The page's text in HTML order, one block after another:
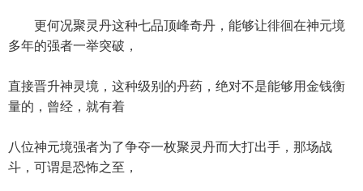
更何况聚灵丹这种七品顶峰奇丹，能够让徘徊在神元境
多年的强者一举突破，
直接晋升神灵境，这种级别的丹药，绝对不是能够用金钱衡
量的，曾经，就有着
八位神元境强者为了争夺一枚聚灵丹而大打出手，那场战
斗，可谓是恐怖之至，